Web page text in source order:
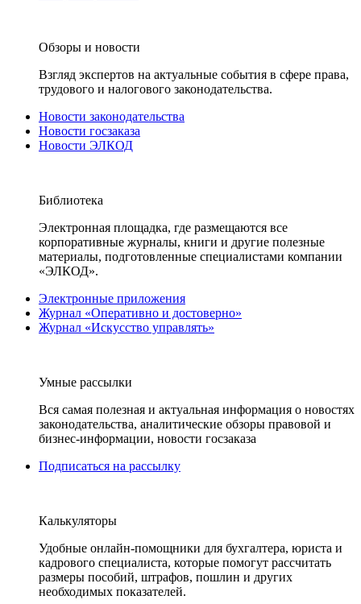
Обзоры и новости
Взгляд экспертов на актуальные события в сфере права,
трудового и налогового законодательства.
Новости законодательства
Новости госзаказа
Новости ЭЛКОД
Библиотека
Электронная площадка, где размещаются все
корпоративные журналы, книги и другие полезные
материалы, подготовленные специалистами компании
«ЭЛКОД».
Электронные приложения
Журнал «Оперативно и достоверно»
Журнал «Искусство управлять»
Умные рассылки
Вся самая полезная и актуальная информация о новостях
законодательства, аналитические обзоры правовой и
бизнес-информации, новости госзаказа
Подписаться на рассылку
Калькуляторы
Удобные онлайн-помощники для бухгалтера, юриста и
кадрового специалиста, которые помогут рассчитать
размеры пособий, штрафов, пошлин и других
необходимых показателей.